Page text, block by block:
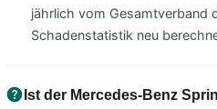
jährlich vom Gesamtverband
Schadenstatistik neu
Ist der Mercedes-Benz